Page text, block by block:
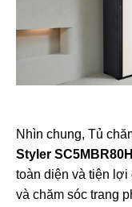
Nhìn chung, Tủ
Styler SC5MBR80H
toàn diện và tiện lợi
và chăm sóc trang